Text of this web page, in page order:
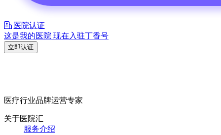
医院认证
这是我的医院 现在入驻丁香号
立即认证
医疗行业品牌运营专家
关于医院汇
服务介绍